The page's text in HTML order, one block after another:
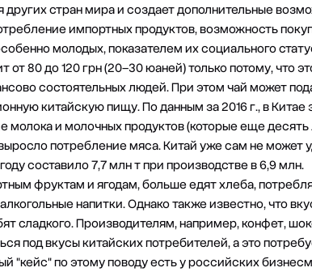
других стран мира и создает дополнительные
импортных продуктов, возможность
молодых, показателем их социального
от 80 до 120 грн (20–30 юаней) только потому, что
состоятельных людей. При этом чай может
китайскую пищу. По данным за 2016 г., в Китае
молока и молочных продуктов (которые еще
потребление мяса. Китай уже сам не может
составило 7,7 млн т при производстве в 6,9 млн.
фруктам и ягодам, больше едят хлеба,
напитки. Однако также известно, что
сладкого. Производителям, например, конфет,
под вкусы китайских потребителей, а это
"кейс" по этому поводу есть у российских